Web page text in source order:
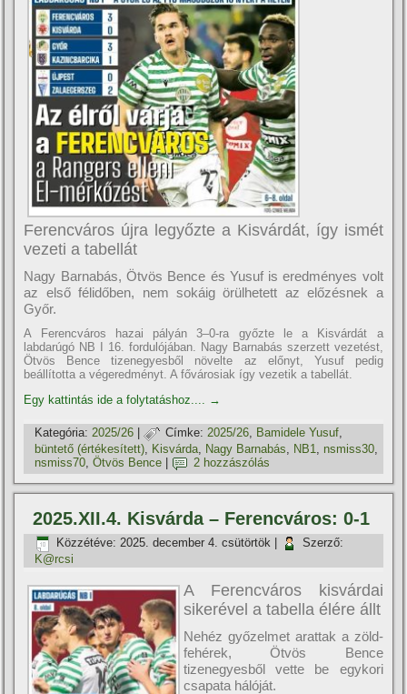
Ferencváros újra legyőzte a Kisvárdát, így ismét
vezeti a tabellát
Nagy Barnabás, Ötvös Bence és Yusuf is eredményes volt
az első félidőben, nem sokáig örülhetett az előzésnek a
Győr.
A Ferencváros hazai pályán 3–0-ra győzte le a Kisvárdát a
labdarúgó NB I 16. fordulójában. Nagy Barnabás szerzett vezetést,
Ötvös Bence tizenegyesből növelte az előnyt, Yusuf pedig
beállította a végeredményt. A fővárosiak így vezetik a tabellát.
Egy kattintás ide a folytatáshoz....
→
Kategória: 2025/26 | Címke: 2025/26, Bamidele Yusuf,
büntető (értékesí­tett)
Kisvárda Nagy Barnabás NB1 nsmiss30
nsmiss70,Ötvös Bence 2 hozzászólás
2025.XII.4. Kisvárda – Ferencváros: 0-1
Közzétéve: 2025. december 4. csütörtök
Szerző:
K@rcsi
A Ferencváros kisvárdai
sikerével a tabella élére állt
Nehéz győzelmet arattak a zöld-
fehérek, Ötvös Bence
tizenegyesből vette be egykori
csapata hálóját.